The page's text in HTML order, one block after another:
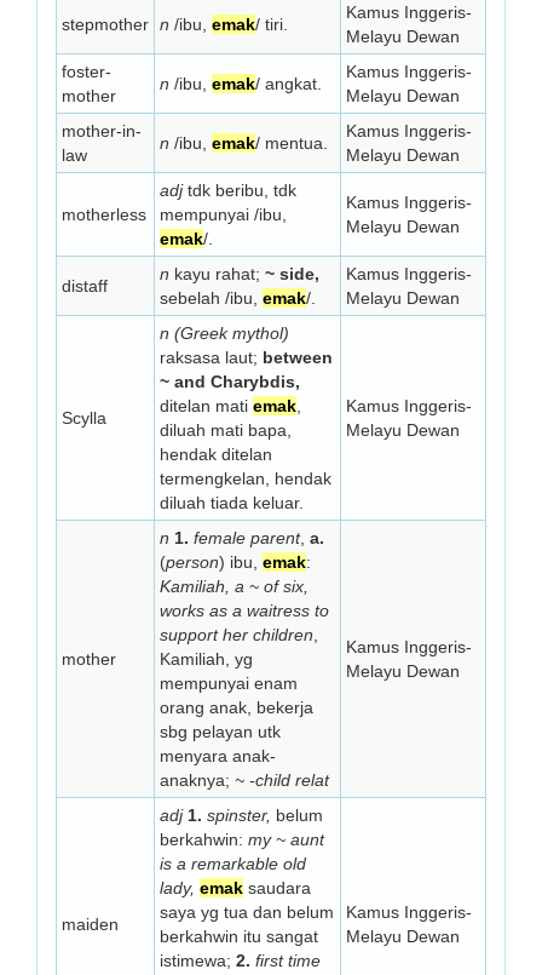
stepmother n /ibu, emak/ tiri.
Kamus Inggeris-
Melayu Dewan
foster-
mother
n /ibu, emak/ angkat.
Kamus Inggeris-
Melayu Dewan
mother-in-
law
n /ibu, emak/ mentua.
Kamus Inggeris-
Melayu Dewan
motherless
adjtdk beribu, tdk
mempunyai /ibu,
emak/.
Kamus Inggeris-
Melayu Dewan
distaff
n kayu rahat; ~ side,
sebelah /ibu, emak/.
Kamus Inggeris-
Melayu Dewan
Scylla
n (Greek mythol)
raksasa laut; between
~ and Charybdis,
ditelan mati emak
diluah mati bapa,
hendak ditelan
termengkelan, hendak
diluah tiada keluar.
Kamus Inggeris-
Melayu Dewan
mother
n 1. female parent, a.
(person) ibu, emak:
Kamiliah, a ~ of six,
works as a waitress to
support her children
Kamiliah, yg
mempunyai enam
orang anak, bekerja
sbg pelayan utk
menyara anak-
anaknya; ~ -child relat
Kamus Inggeris-
Melayu Dewan
maiden
adj 1. spinster, belum
berkahwin: my ~ aunt
is a remarkable old
lady, emak saudara
saya yg tua dan belum
berkahwin itu sangat
istimewa; 2. first time
Kamus Inggeris-
Melayu Dewan